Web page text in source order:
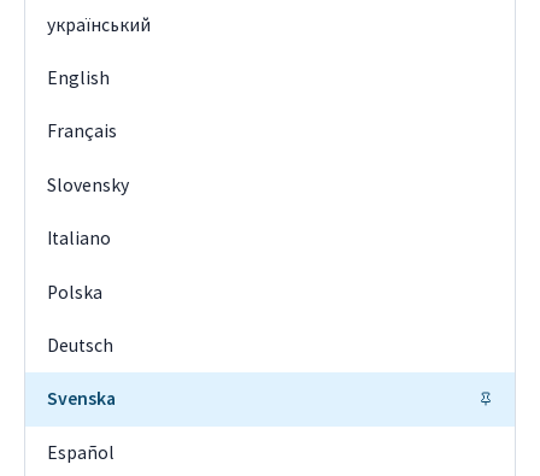
український
English
Français
Slovensky
Italiano
Polska
Deutsch
Svenska
Español